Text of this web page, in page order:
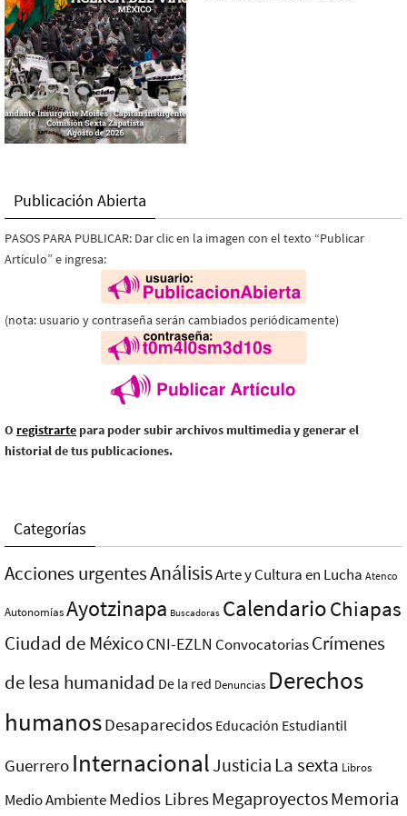
Publicación Abierta
PASOS PARA PUBLICAR: Dar clic en la imagen con el texto “Publicar
Artículo” e ingresa:
(nota: usuario y contraseña serán cambiados periódicamente)
O registrarte para poder subir archivos multimedia y generar el
historial de tus publicaciones.
Categorías
Acciones urgentesAnálisisArte y Cultura en Lucha Atenco
AutonomíasAyotzinapa Buscadoras CalendarioChiapas
Ciudad de MéxicoCNI-EZLN ConvocatoriasCrímenes
de lesa humanidad De la red Denuncias Derechos
humanosDesaparecidos Educación Estudiantil
Guerrero InternacionalJusticia La sexta Libros
Medio AmbienteMedios LibresMegaproyectosMemoria